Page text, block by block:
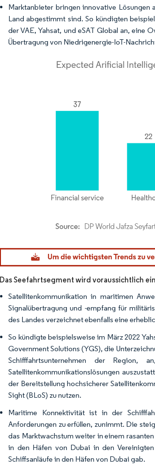
Marktanbieter bringen innovative Lösungen
Land abgestimmt sind. So kündigten
der VAE, Yahsat, und eSAT Global an, eine
Übertragung von Niedrigenergie-IoT-
Bild © Mordor Intelligence. Wiederverwendung erfordert
Das Seefahrtsegment wird voraussichtlich
Satellitenkommunikation in maritimen
Signalübertragung und -empfang für
des Landes verzeichnet ebenfalls eine
So kündigte beispielsweise im März 2022
Government Solutions (YGS), die
Schifffahrtsunternehmen der Region,
Satellitenkommunikationslösungen
der Bereitstellung hochsicherer
Sight (BLoS) zu nutzen.
Maritime Konnektivität ist in der
Anforderungen zu erfüllen, zunimmt. Die
das Marktwachstum weiter in einem
in den Häfen von Dubai in den
Schiffsanläufe in den Häfen von Dubai gab.